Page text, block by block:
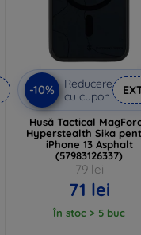
-10%
Reducere
cu cupon
Husă Tactical
Hyperstealth Sika
iPhone 13 Asphalt
(57983126337)
79 lei
71 lei
În stoc > 5 buc